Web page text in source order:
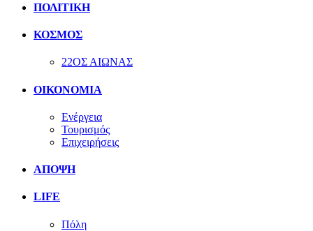
ΠΟΛΙΤΙΚΗ
ΚΟΣΜΟΣ
22ΟΣ ΑΙΩΝΑΣ
ΟΙΚΟΝΟΜΙΑ
Ενέργεια
Τουρισμός
Επιχειρήσεις
ΑΠΟΨΗ
LIFE
Πόλη